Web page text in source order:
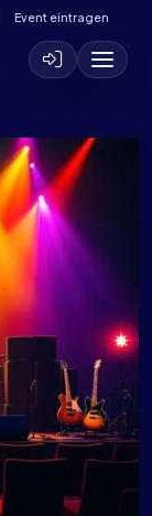
Event eintragen